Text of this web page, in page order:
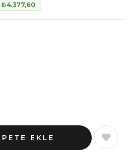
₺4.377,60